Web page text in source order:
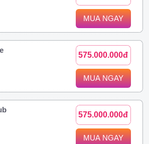
MUA NGAY
575.000.000đ
MUA NGAY
575.000.000đ
MUA NGAY